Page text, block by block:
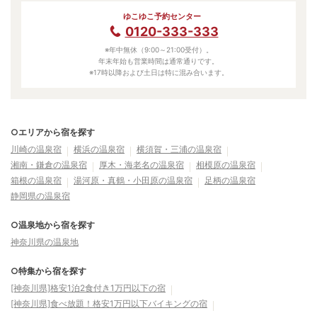
ゆこゆこ予約センター
0120-333-333
※年中無休（9:00～21:00受付）。
年末年始も営業時間は通常通りです。
※17時以降および土日は特に混み合います。
○エリアから宿を探す
川崎の温泉宿
横浜の温泉宿
横須賀・三浦の温泉宿
湘南・鎌倉の温泉宿
厚木・海老名の温泉宿
相模原の温泉宿
箱根の温泉宿
湯河原・真鶴・小田原の温泉宿
足柄の温泉宿
静岡県の温泉宿
○温泉地から宿を探す
神奈川県の温泉地
○特集から宿を探す
[神奈川県]格安1泊2食付き1万円以下の宿
[神奈川県]食べ放題！格安1万円以下バイキングの宿